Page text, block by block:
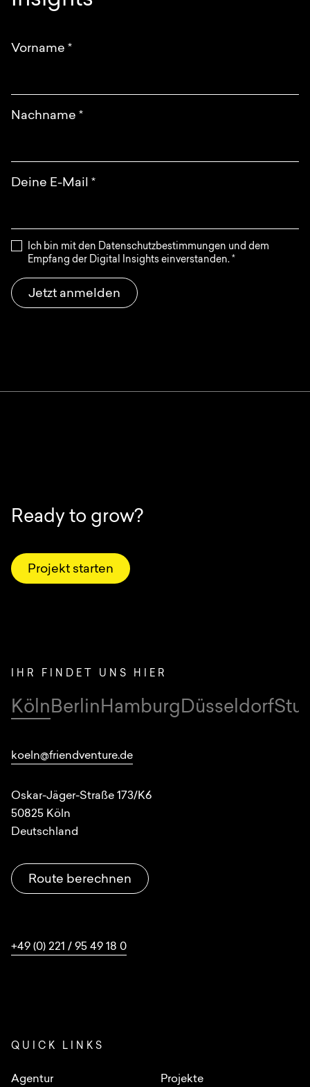
Vorname *
Nachname *
Deine E-Mail *
Ich bin mit den Datenschutzbestimmungen und dem
Empfang der Digital Insights einverstanden. *
Jetzt anmelden
Ready to grow?
Projekt starten
IHR FINDET UNS HIER
Standorte
KölnBerlinHamburgDüsseldorf
koeln@friendventure.de
Oskar-Jäger-Straße 173/K6
50825 Köln
Deutschland
Route berechnen
+49 (0) 221 / 95 49 18 0
QUICK LINKS
Agentur Projekte